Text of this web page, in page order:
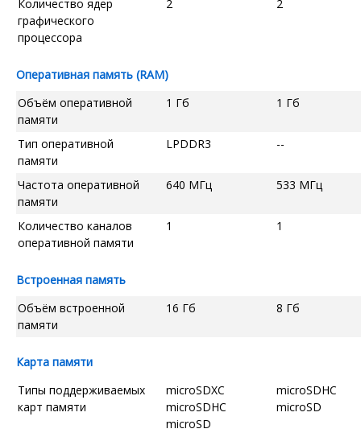
Количество ядер
графического
процессора
2 2
Оперативная память (RAM)
Объём оперативной
памяти
1 Гб 1 Гб
Тип оперативной
памяти
LPDDR3 --
Частота оперативной
памяти
640 МГц 533 МГц
Количество каналов
оперативной памяти
1 1
Встроенная память
Объём встроенной
памяти
16 Гб 8 Гб
Карта памяти
Типы поддерживаемых
карт памяти
microSDXC
microSDHC
microSD
microSDHC
microSD